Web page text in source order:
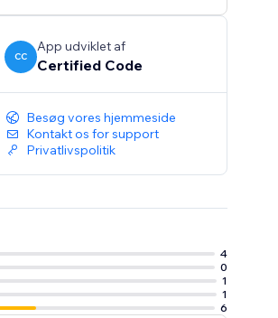
CC
App udviklet af
Certified Code
Besøg vores hjemmeside
Kontakt os for support
Privatlivspolitik
4
0
1
1
6